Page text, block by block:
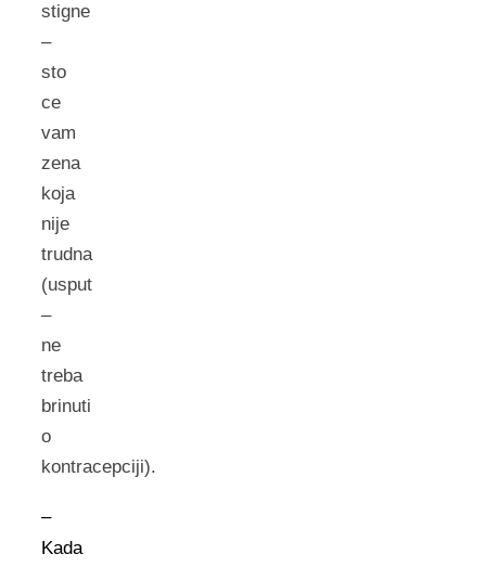
stigne
–
sto
ce
vam
zena
koja
nije
trudna
(usput
–
ne
treba
brinuti
o
kontracepciji).
–
Kada